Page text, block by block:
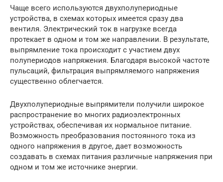
Чаще всего используются двухполупериодные
устройства, в схемах которых имеется сразу два
вентиля. Электрический ток в нагрузке всегда
протекает в одном и том же направлении. В результате,
выпрямление тока происходит с участием двух
полупериодов напряжения. Благодаря высокой частоте
пульсаций, фильтрация выпрямляемого напряжения
существенно облегчается.
Двухполупериодные выпрямители получили широкое
распространение во многих радиоэлектронных
устройствах, обеспечивая их нормальное питание.
Возможность преобразования постоянного тока из
одного напряжения в другое, дает возможность
создавать в схемах питания различные напряжения при
одном и том же источнике энергии.